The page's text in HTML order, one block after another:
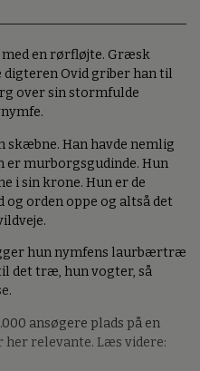
en rørfløjte. Græsk
Ovid griber han til
over sin stormfulde
skæbne. Han havde nemlig
er murborgsgudinde. Hun
i sin krone. Hun er de
orden oppe og altså det
hun nymfens laurbærtræ
det træ, hun vogter, så
ansøgere plads på en
her relevante. Læs videre: